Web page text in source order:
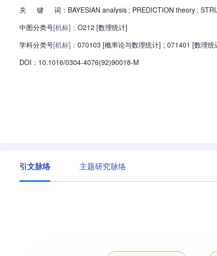
关
键 词： BAYESIAN analysis ; PREDICTION theory ;
中图分类号[机标]： O212 [数理统计]
学科分类号[机标]： 070103 [概率论与数理统计] ; 071401 [数理统
DOI： 10.1016/0304-4076(92)90018-M
引文脉络 主题研究脉络